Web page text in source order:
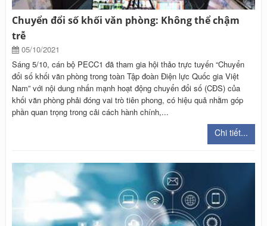
Chuyển đổi số khối văn phòng: Không thể chậm
trễ
05/10/2021
Sáng 5/10, cán bộ PECC1 đã tham gia hội thảo trực tuyến “Chuyển
đổi số khối văn phòng trong toàn Tập đoàn Điện lực Quốc gia Việt
Nam” với nội dung nhấn mạnh hoạt động chuyển đổi số (CĐS) của
khối văn phòng phải đóng vai trò tiên phong, có hiệu quả nhằm góp
phần quan trọng trong cải cách hành chính,...
Chi tiết...